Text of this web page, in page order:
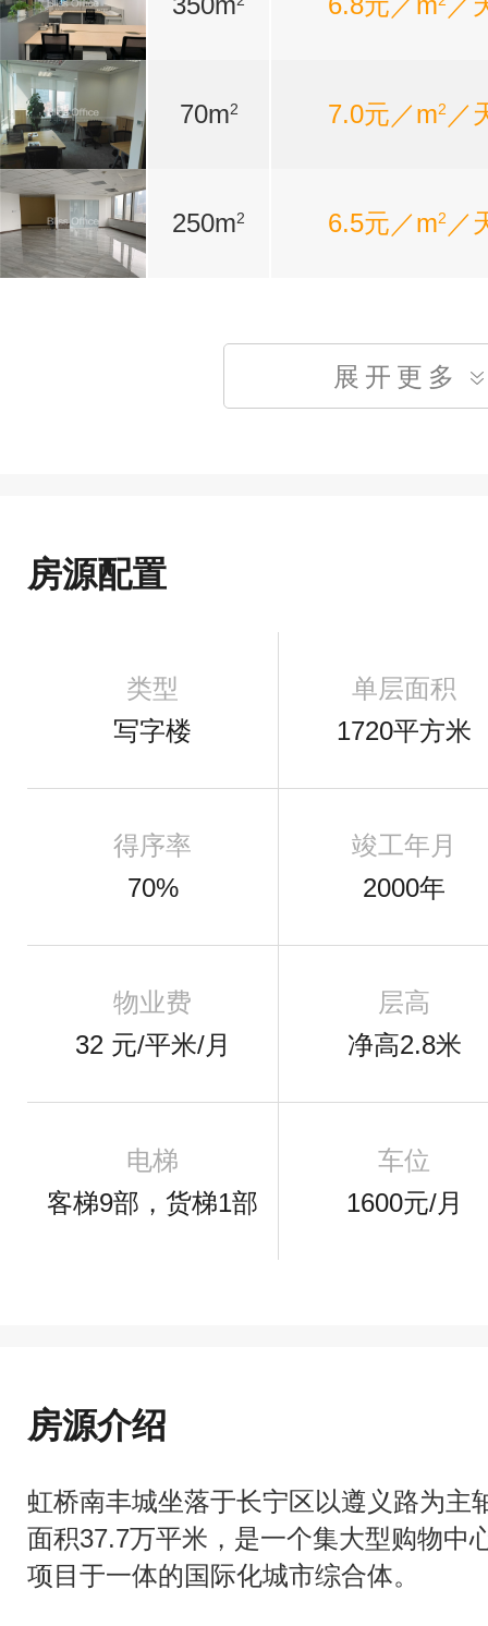
70m2 7.0元／m2 ／
250m2 6.5元／m2 ／
展开更多
房源配置
类型
写字楼
单层面积
1720平方米
得序率
70%
竣工年月
2000年
物业费
32 元/平米/月
层高
净高2.8米
电梯
客梯9部，货梯1部
车位
1600元/月
房源介绍
虹桥南丰城坐落于长宁区以遵义路为主
面积37.7万平米，是一个集大型购物中
项目于一体的国际化城市综合体。